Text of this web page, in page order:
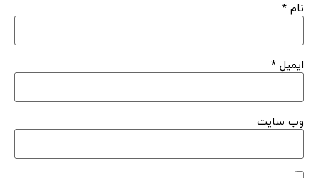
نام *
ایمیل *
وب‌ سایت